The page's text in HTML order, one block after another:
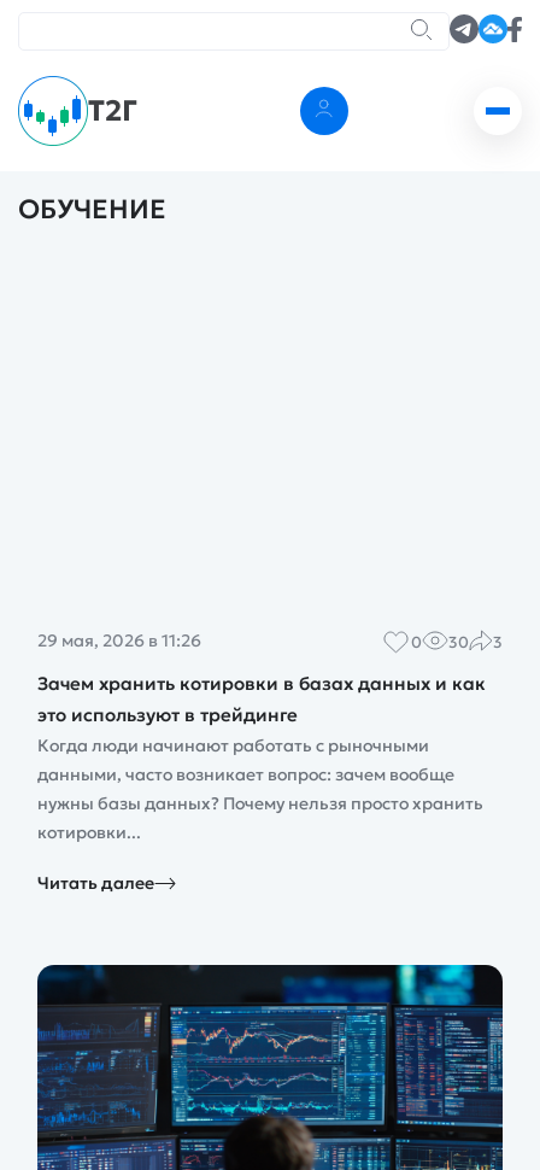
Т2Г
ОБУЧЕНИЕ
29 мая, 2026 в 11:26 0 30 3
Зачем хранить котировки в базах данных и как
это используют в трейдинге
Когда люди начинают работать с рыночными
данными, часто возникает вопрос: зачем вообще
нужны базы данных? Почему нельзя просто хранить
котировки...
Читать далее